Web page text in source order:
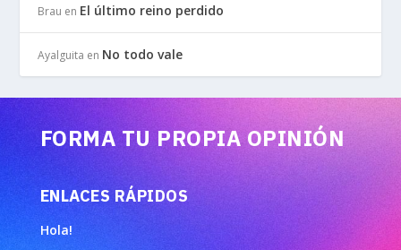
Brau en El último reino perdido
Ayalguita en No todo vale
FORMA TU PROPIA OPINIÓN
ENLACES RÁPIDOS
Hola!